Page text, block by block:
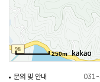
250m
문의 및 안내